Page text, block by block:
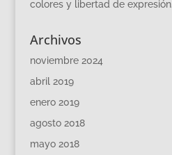
colores y libertad de expresión.
Archivos
noviembre 2024
abril 2019
enero 2019
agosto 2018
mayo 2018